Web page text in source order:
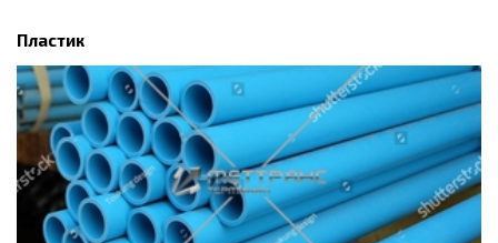
Пластик